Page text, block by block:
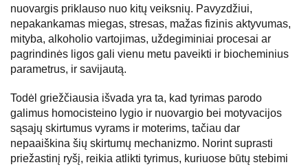
nuovargis priklauso nuo kitų veiksnių. Pavyzdžiui,
nepakankamas miegas, stresas, mažas fizinis aktyvumas,
mityba, alkoholio vartojimas, uždegiminiai procesai ar
pagrindinės ligos gali vienu metu paveikti ir biocheminius
parametrus, ir savijautą.
Todėl griežčiausia išvada yra ta, kad tyrimas parodo
galimus homocisteino lygio ir nuovargio bei motyvacijos
sąsajų skirtumus vyrams ir moterims, tačiau dar
nepaaiškina šių skirtumų mechanizmo. Norint suprasti
priežastinį ryšį, reikia atlikti tyrimus, kuriuose būtų stebimi